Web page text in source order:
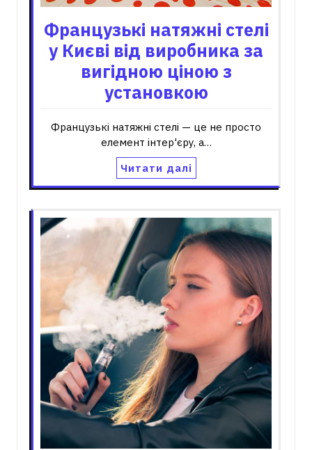
Французькі натяжні стелі
у Києві від виробника за
вигідною ціною з
установкою
Французькі натяжні стелі — це не просто
елемент інтер'єру, а…
Читати далі